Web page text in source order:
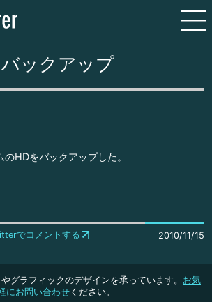
ックアップ
HDをバックアップした。
でコメントする 2010/11/15
グラフィックのデザインを承っています。 お気
にお問い合わせください。